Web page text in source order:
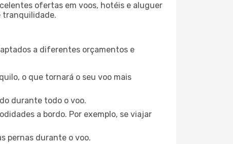
ofertas em voos, hotéis e aluguer
tranquilidade.
a diferentes orçamentos e
o que tornará o seu voo mais
durante todo o voo.
a bordo. Por exemplo, se viajar
pernas durante o voo.